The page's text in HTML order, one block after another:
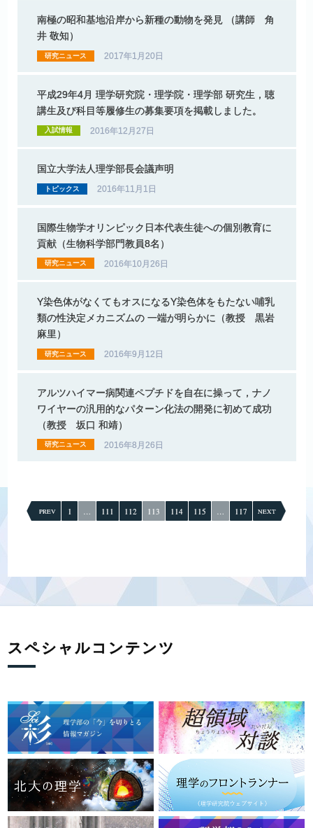
南極の昭和基地沿岸から新種の動物を発見 （講師
角
井 敬知）
研究ニュース 2017年1月20日
平成29年4月 理学研究院・ 理学院・ 理学部 研究生， 聴
講生及び科目等履修生の募集要項を掲載しました。
入試情報 2016年12月27日
国立大学法人理学部長会議声明
トピックス 2016年11月1日
国際生物学オリンピック 日本代表生徒への個別教育に
貢献（生物科学部門教員8名）
研究ニュース 2016年10月26日
Y染色体がなくてもオスになるY染色体をもたない哺乳
類の性決定 メカニズムの 一端が明らかに （教授
黒岩
麻里）
研究ニュース 2016年9月12日
アルツハイマー病関連ペプチドを自在に操って， ナノ
ワイヤーの汎用的なパターン化法の開発に初めて成功
（教授
坂口 和靖）
研究ニュース 2016年8月26日
PREV 1 … 111 112 113 114 115 … 117 NEXT
スペシャルコンテンツ